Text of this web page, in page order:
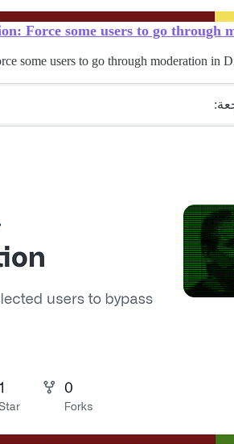
Force some users to go through
some users to go through moderation in